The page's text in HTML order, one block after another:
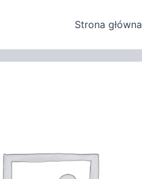
Strona główna